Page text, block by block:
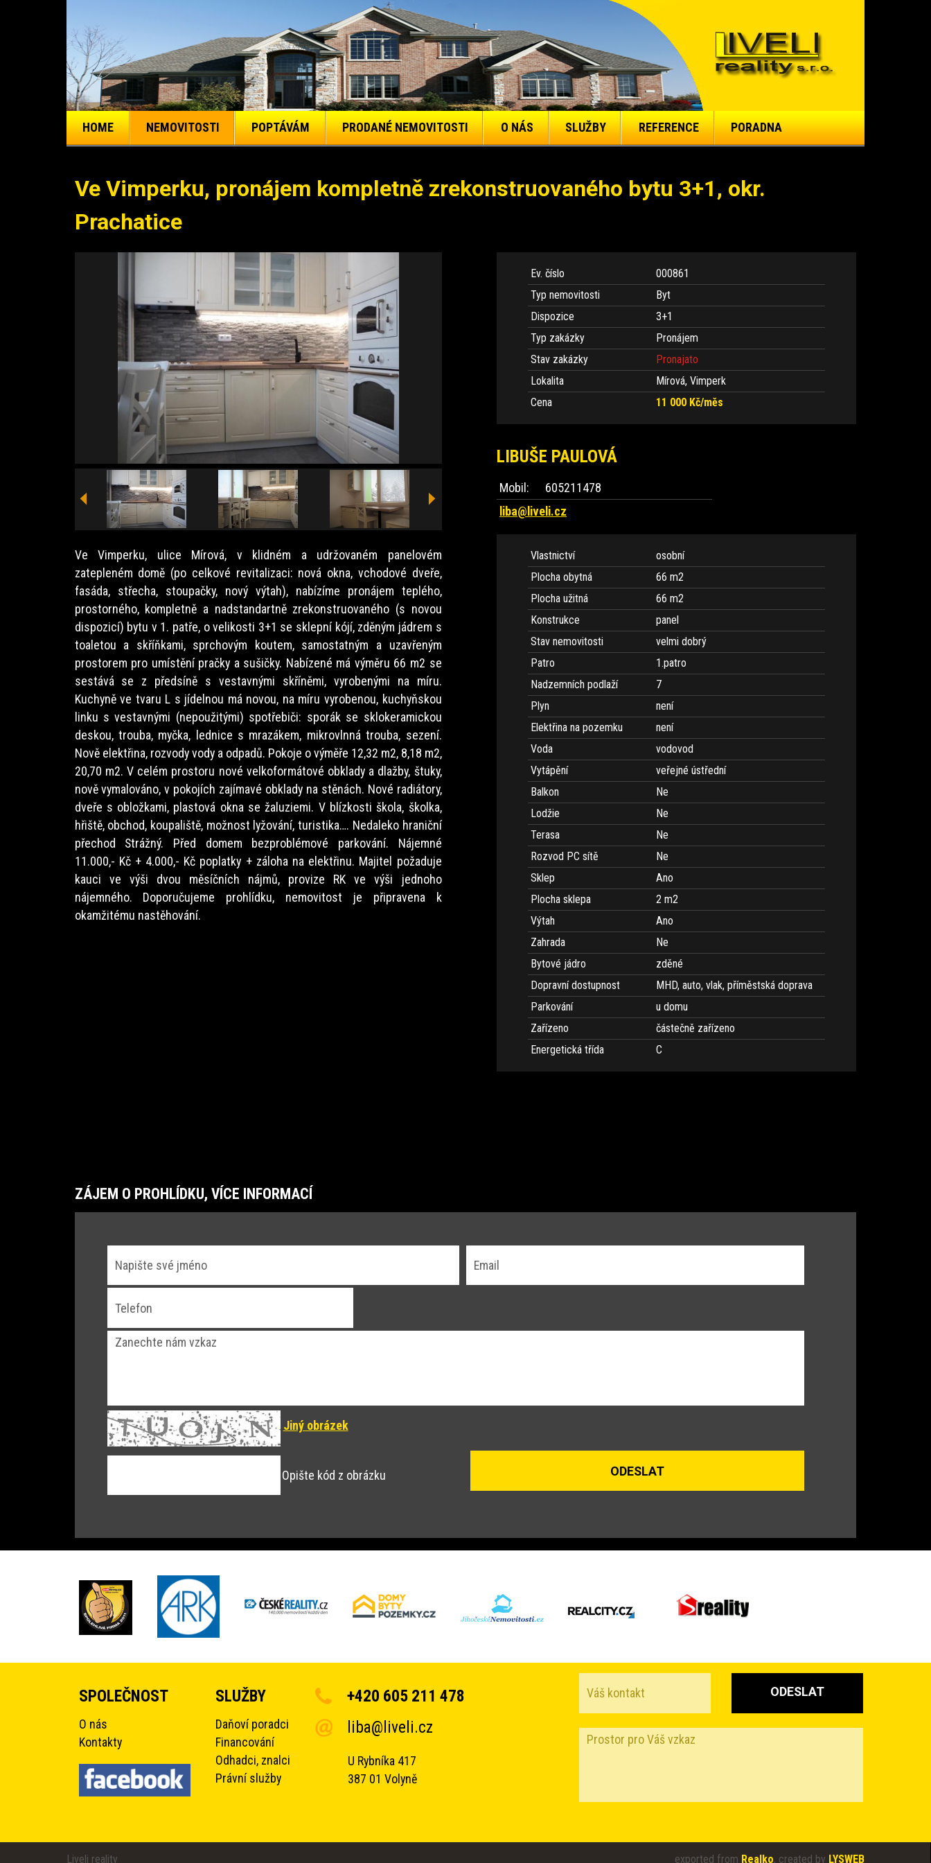
HOME NEMOVITOSTI POPTÁVÁM PRODANÉ NEMOVITOSTI O NÁS SLUŽBY REFERENCE PORADNA
Ve Vimperku, pronájem kompletně zrekonstruovaného bytu 3+1, okr.
Prachatice
Ev. číslo
000861
Typ nemovitosti
Byt
Dispozice
3+1
Typ zakázky
Pronájem
Stav zakázky
Pronajato
Lokalita
Mírová, Vimperk
Cena
11 000 Kč/měs
LIBUŠE PAULOVÁ
Mobil:
605211478
liba@liveli.cz
Ve Vimperku, ulice Mírová, v klidném a udržovaném panelovém
zatepleném domě (po celkové revitalizaci: nová okna, vchodové dveře,
fasáda, střecha, stoupačky, nový výtah), nabízíme pronájem teplého,
prostorného, kompletně a nadstandartně zrekonstruovaného (s novou
dispozicí) bytu v 1. patře, o velikosti 3+1 se sklepní kójí, zděným jádrem s
toaletou a skříňkami, sprchovým koutem, samostatným a uzavřeným
prostorem pro umístění pračky a sušičky. Nabízené má výměru 66 m2 se
sestává se z předsíně s vestavnými skříněmi, vyrobenými na míru.
Kuchyně ve tvaru L s jídelnou má novou, na míru vyrobenou, kuchyňskou
linku s vestavnými (nepoužitými) spotřebiči: sporák se sklokeramickou
deskou, trouba, myčka, lednice s mrazákem, mikrovlnná trouba, sezení.
Nově elektřina, rozvody vody a odpadů. Pokoje o výměře 12,32 m2, 8,18 m2,
20,70 m2. V celém prostoru nové velkoformátové obklady a dlažby, štuky,
nově vymalováno, v pokojích zajímavé obklady na stěnách. Nové radiátory,
dveře s obložkami, plastová okna se žaluziemi. V blízkosti škola, školka,
hřiště, obchod, koupaliště, možnost lyžování, turistika…. Nedaleko hraniční
přechod Strážný. Před domem bezproblémové parkování. Nájemné
11.000,- Kč + 4.000,- Kč poplatky + záloha na elektřinu. Majitel požaduje
kauci ve výši dvou měsíčních nájmů, provize RK ve výši jednoho
nájemného. Doporučujeme prohlídku, nemovitost je připravena k
okamžitému nastěhování.
Vlastnictví
osobní
Plocha obytná
66 m2
Plocha užitná
66 m2
Konstrukce
panel
Stav nemovitosti
velmi dobrý
Patro
1.patro
Nadzemních podlaží
7
Plyn
není
Elektřina na pozemku
není
Voda
vodovod
Vytápění
veřejné ústřední
Balkon
Ne
Lodžie
Ne
Terasa
Ne
Rozvod PC sítě
Ne
Sklep
Ano
Plocha sklepa
2 m2
Výtah
Ano
Zahrada
Ne
Bytové jádro
zděné
Dopravní dostupnost
MHD, auto, vlak, příměstská doprava
Parkování
u domu
Zařízeno
částečně zařízeno
Energetická třída
C
ZÁJEM O PROHLÍDKU, VÍCE INFORMACÍ
Jiný obrázek
Opište kód z obrázku
SPOLEČNOST
O nás
Kontakty
SLUŽBY
Daňoví poradci
Financování
Odhadci, znalci
Právní služby
+420 605 211 478
liba@liveli.cz
U Rybníka 417
387 01 Volyně
ODESLAT
Liveli reality created by LYSWEB
exported from Realko,